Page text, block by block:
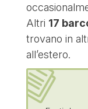
Altri 17
trovano in
all’estero.